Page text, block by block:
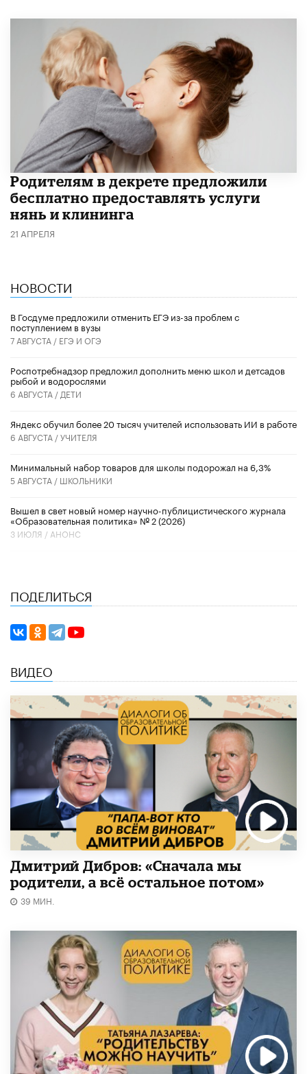
Родителям в декрете предложили
бесплатно предоставлять услуги
нянь и клининга
21 АПРЕЛЯ
НОВОСТИ
В Госдуме предложили отменить ЕГЭ из-за проблем с
поступлением в вузы
7 АВГУСТА / ЕГЭ И ОГЭ
Роспотребнадзор предложил дополнить меню школ и детсадов
рыбой и водорослями
6 АВГУСТА / ДЕТИ
​Яндекс обучил более 20 тысяч учителей использовать ИИ в работе
6 АВГУСТА /УЧИТЕЛЯ
Минимальный набор товаров для школы подорожал на 6,3%
5 АВГУСТА / ШКОЛЬНИКИ
Вышел в свет новый номер научно-публицистического журнала
«Образовательная политика» № 2 (2026)
3 ИЮЛЯ / АНОНС
ПОДЕЛИТЬСЯ
ВИДЕО
Дмитрий Дибров: «Сначала мы
родители, а всё остальное потом»
39 МИН.